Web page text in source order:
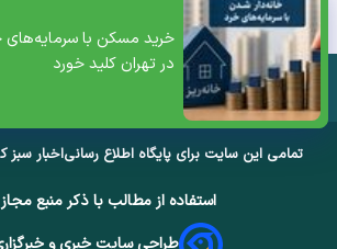
خرید مسکن با سرمایه‌های
در تهران کلید خورد
تمامی این سایت برای پایگاه اطلاع رسانیاخبار سبز
استفاده از مطالب با ذکر منبع
طراحی سایت خبری و